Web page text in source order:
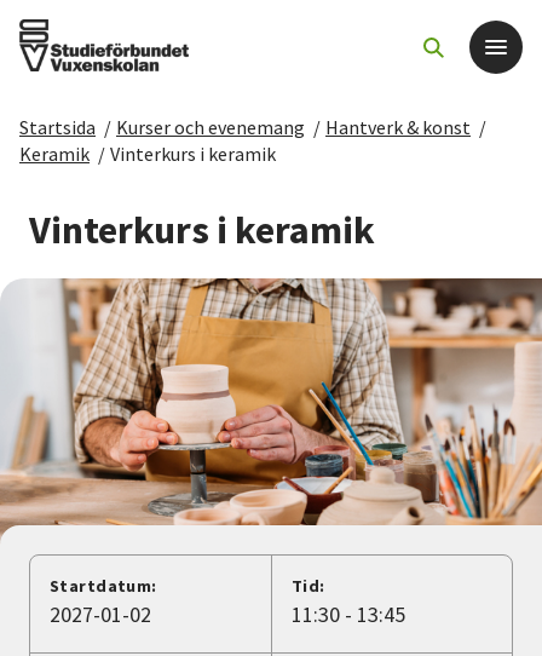
Det här gör vi
För dig som
Sök kurser och evenemang
Om SV
Starta studiecirkel
Cirkelledare
Nyheter
Avdelningar
Startsida / Kurser och evenemang / Hantverk & konst /
Keramik / Vinterkurs i keramik
Vinterkurs i keramik
Startdatum:
2027-01-02
Tid:
11:30 - 13:45